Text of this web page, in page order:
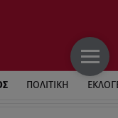
ΠΟΛΙΤΙΚΗ